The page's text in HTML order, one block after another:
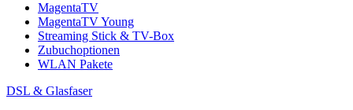
MagentaTV
MagentaTV Young
Streaming Stick & TV-Box
Zubuchoptionen
WLAN Pakete
DSL & Glasfaser